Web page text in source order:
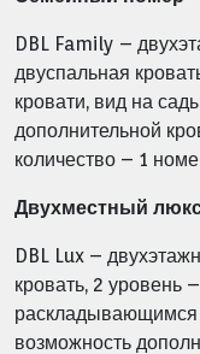
DBL Family –
двуспальная
кровати, вид на
дополнительной
количество – 1
Двухместный
DBL Lux –
кровать, 2 уровень
возможность